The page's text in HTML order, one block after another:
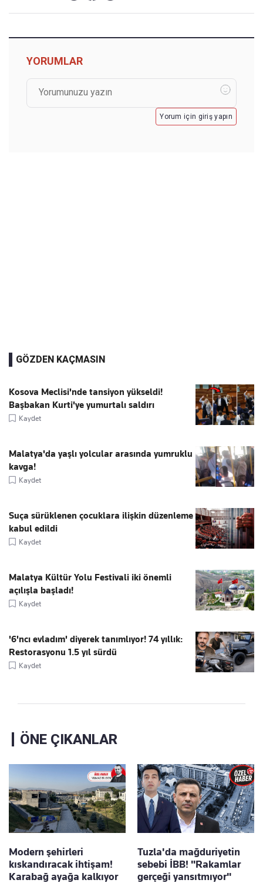
YORUMLAR
Yorum için giriş yapın
GÖZDEN KAÇMASIN
Kosova Meclisi'nde tansiyon yükseldi!
Başbakan Kurti'ye yumurtalı saldırı
Kaydet
Malatya'da yaşlı yolcular arasında yumruklu
kavga!
Kaydet
Suça sürüklenen çocuklara ilişkin düzenleme
kabul edildi
Kaydet
Malatya Kültür Yolu Festivali iki önemli
açılışla başladı!
Kaydet
'6'ncı evladım' diyerek tanımlıyor! 74 yıllık:
Restorasyonu 1.5 yıl sürdü
Kaydet
ÖNE ÇIKANLAR
Modern şehirleri
kıskandıracak ihtişam!
Karabağ ayağa kalkıyor
Tuzla'da mağduriyetin
sebebi İBB! "Rakamlar
gerçeği yansıtmıyor"